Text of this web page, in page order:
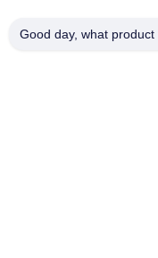
ট্যাগ: Q সুইচ ইয়াগ লেজার
Good day, what